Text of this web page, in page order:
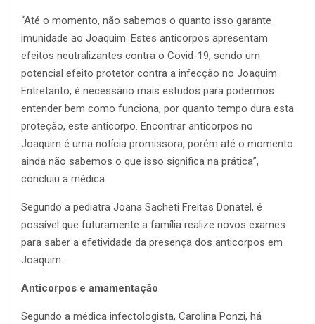
“Até o momento, não sabemos o quanto isso garante
imunidade ao Joaquim. Estes anticorpos apresentam
efeitos neutralizantes contra o Covid-19, sendo um
potencial efeito protetor contra a infecção no Joaquim.
Entretanto, é necessário mais estudos para podermos
entender bem como funciona, por quanto tempo dura esta
proteção, este anticorpo. Encontrar anticorpos no
Joaquim é uma notícia promissora, porém até o momento
ainda não sabemos o que isso significa na prática”,
concluiu a médica.
Segundo a pediatra Joana Sacheti Freitas Donatel, é
possível que futuramente a família realize novos exames
para saber a efetividade da presença dos anticorpos em
Joaquim.
Anticorpos e amamentação
Segundo a médica infectologista, Carolina Ponzi, há